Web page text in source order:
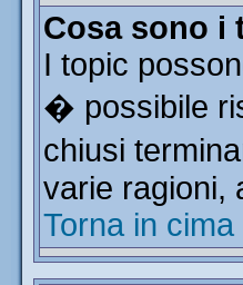
Cosa sono i
I topic
� possibile
chiusi
varie ragioni,
Torna in cima